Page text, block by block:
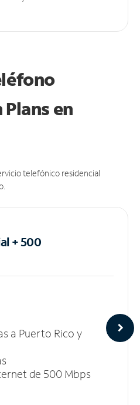
en
telefónico residencial
+ 500
a Puerto Rico y
de 500 Mbps